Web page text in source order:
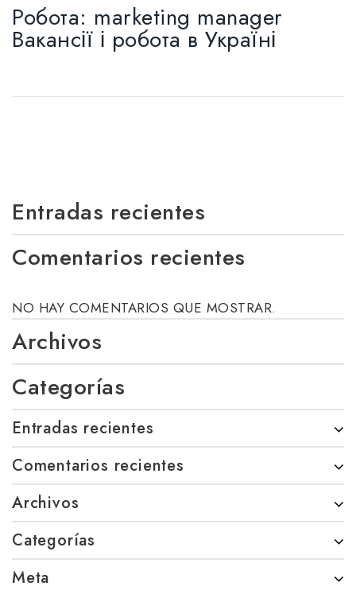
Робота: marketing manager
Вакансії і робота в Україні
Entradas recientes
Comentarios recientes
NO HAY COMENTARIOS QUE MOSTRAR.
Archivos
Categorías
Entradas recientes
Comentarios recientes
Archivos
Categorías
Meta